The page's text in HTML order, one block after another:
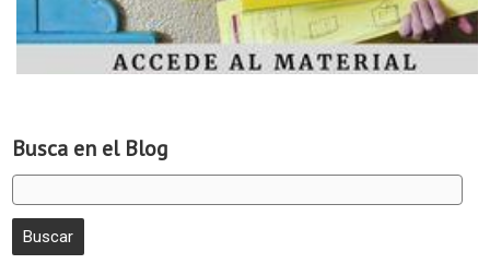
Busca en el Blog